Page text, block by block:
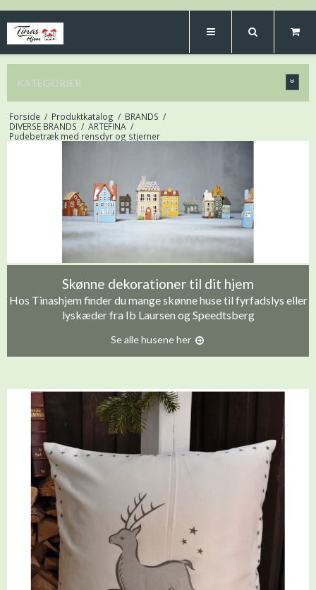
KATEGORIER
Forside / Produktkatalog / BRANDS /
DIVERSE BRANDS / ARTEFINA /
Pudebetræk med rensdyr og stjerner
Skønne dekorationer til dit hjem
Hos Tinashjem finder du mange skønne huse til fyrfadslys eller
lyskæder fra Ib Laursen og Speedtsberg
Se alle husene her